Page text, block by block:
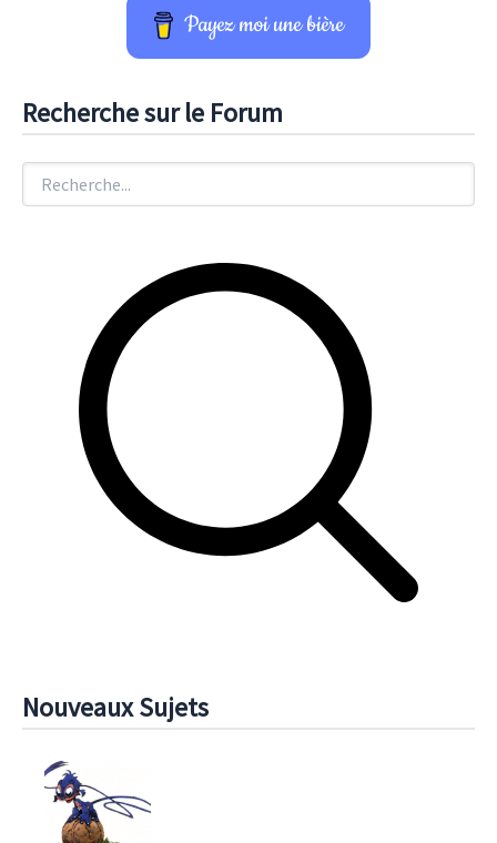
Payez moi une bière
Recherche sur le Forum
Nouveaux Sujets